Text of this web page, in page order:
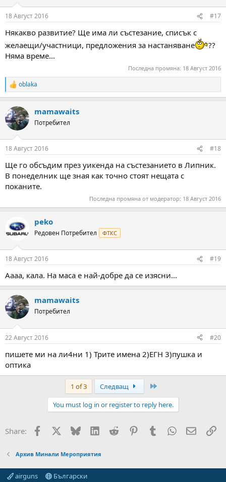
s
18 Август 2016 #17
Някакво развитие? Ще има ли състезание, списък с
желаещи/участници, предложения за настаняване
??
Няма време...
Последна промяна: 18 Август 2016
R
e
c
t
i
s
oblaka
mamawaits
Потребител
18 Август 2016 #18
Ще го обсъдим през уикенда на състезанието в Липник.
В понеделник ще зная как точно стоят нещата с
поканите.
Последна промяна от модератор: 18 Август 2016
peko
Редовен Потребител ФТКС
18 Август 2016 #19
Аааа, кала. На маса е най-добре да се изясни...
mamawaits
Потребител
22 Август 2016 #20
пишете ми на ли4ни 1) Трите имена 2)ЕГН 3)пушка и
оптика
1 of 3 Следващ
You must log in or register to reply here.
Share: Facebook Bluesky LinkedInReddit PinterestTumblrWhatsApp
Email
Архив Минали Мероприятия
airguns Български